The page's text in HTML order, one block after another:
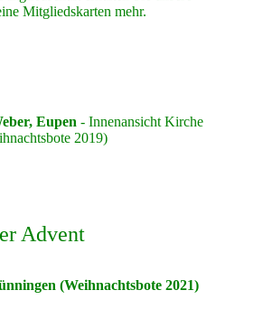
Mitgliedskarten mehr.
Eupen - Innenansicht Kirche
2019)
Advent
(Weihnachtsbote 2021)